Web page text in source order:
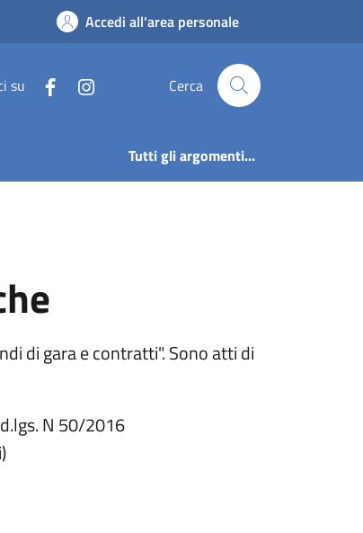
| Opere
Accedi all'area personale
su Cerca
Tutti gli argomenti...
di gara e contratti". Sono atti di
N 50/2016